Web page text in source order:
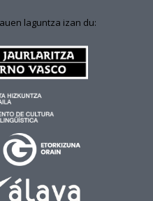
laguntza izan du: